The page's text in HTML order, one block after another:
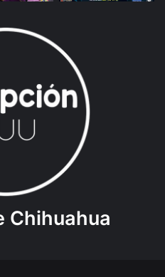
Chihuahua